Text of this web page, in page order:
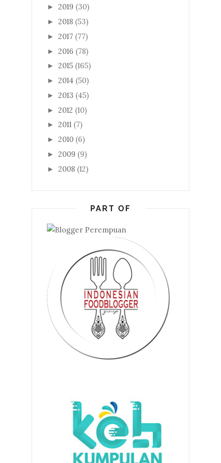
► 2019 (30)
► 2018 (53)
► 2017 (77)
► 2016 (78)
► 2015 (165)
► 2014 (50)
► 2013 (45)
► 2012 (10)
► 2011 (7)
► 2010 (6)
► 2009 (9)
► 2008 (12)
PART OF